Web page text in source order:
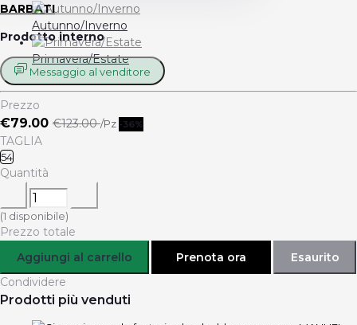
Autunno/Inverno
Primavera/Estate
BARBATI
Prodotto interno
Messaggio al venditore
Prezzo
€79.00 €123.00/Pz -36%
TAGLIA
54
Quantità
(1 disponibile)
Prezzo totale
Aggiungi al carrello
Prenota ora
Esaurito
Condividere
Prodotti più venduti